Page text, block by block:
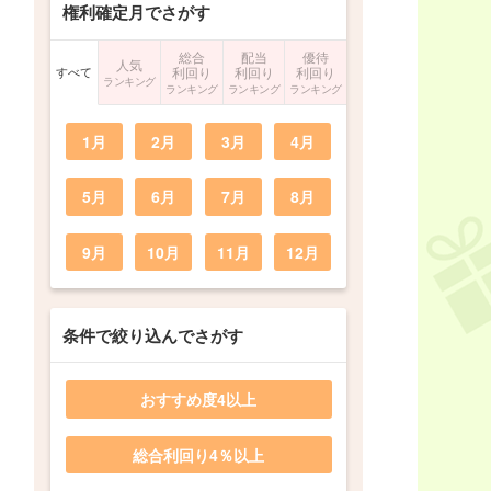
権利確定月でさがす
すべて 人気
ランキング
総合
利回り
ランキング
配当
利回り
ランキング
優待
利回り
ランキング
1月 2月 3月 4月
5月 6月 7月 8月
9月 10月 11月 12月
条件で絞り込んでさがす
おすすめ度4以上
総合利回り4％以上